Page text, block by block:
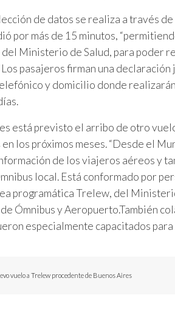
de datos se realiza a través
por más de 15 minutos,
Ministerio de Salud, para poder
pasajeros firman una declaración
y domicilio donde
está previsto el arribo de otro
los próximos meses. “Desde el
de los viajeros aéreos y
local. Está conformado por
programática Trelew, del
Ómnibus y Aeropuerto.También
especialmente capacitados
vuelo a Trelew procedente de Buenos Aires